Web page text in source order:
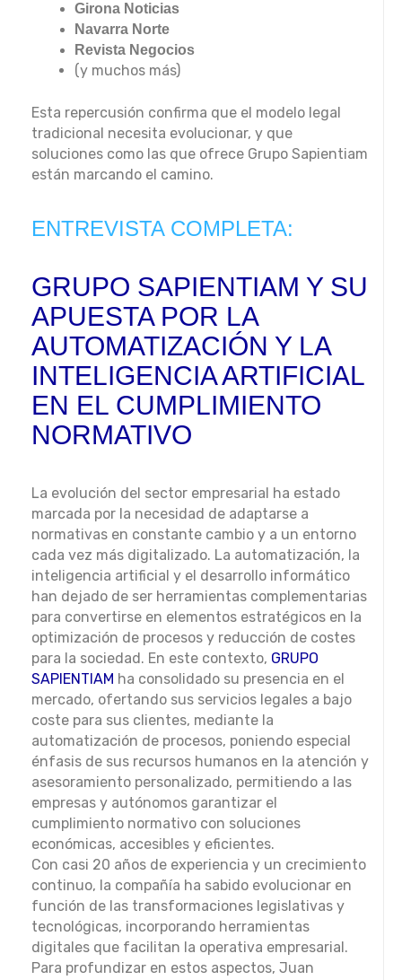
Girona Noticias
Navarra Norte
Revista Negocios
(y muchos más)
Esta repercusión confirma que el modelo legal
tradicional necesita evolucionar, y que
soluciones como las que ofrece Grupo Sapientiam
están marcando el camino.
ENTREVISTA COMPLETA:
GRUPO SAPIENTIAM Y SU
APUESTA POR LA
AUTOMATIZACIÓN Y LA
INTELIGENCIA ARTIFICIAL
EN EL CUMPLIMIENTO
NORMATIVO
La evolución del sector empresarial ha estado
marcada por la necesidad de adaptarse a
normativas en constante cambio y a un entorno
cada vez más digitalizado. La automatización, la
inteligencia artificial y el desarrollo informático
han dejado de ser herramientas complementarias
para convertirse en elementos estratégicos en la
optimización de procesos y reducción de costes
para la sociedad. En este contexto, GRUPO
SAPIENTIAM ha consolidado su presencia en el
mercado, ofertando sus servicios legales a bajo
coste para sus clientes, mediante la
automatización de procesos, poniendo especial
énfasis de sus recursos humanos en la atención y
asesoramiento personalizado, permitiendo a las
empresas y autónomos garantizar el
cumplimiento normativo con soluciones
económicas, accesibles y eficientes.
Con casi 20 años de experiencia y un crecimiento
continuo, la compañía ha sabido evolucionar en
función de las transformaciones legislativas y
tecnológicas, incorporando herramientas
digitales que facilitan la operativa empresarial.
Para profundizar en estos aspectos, Juan